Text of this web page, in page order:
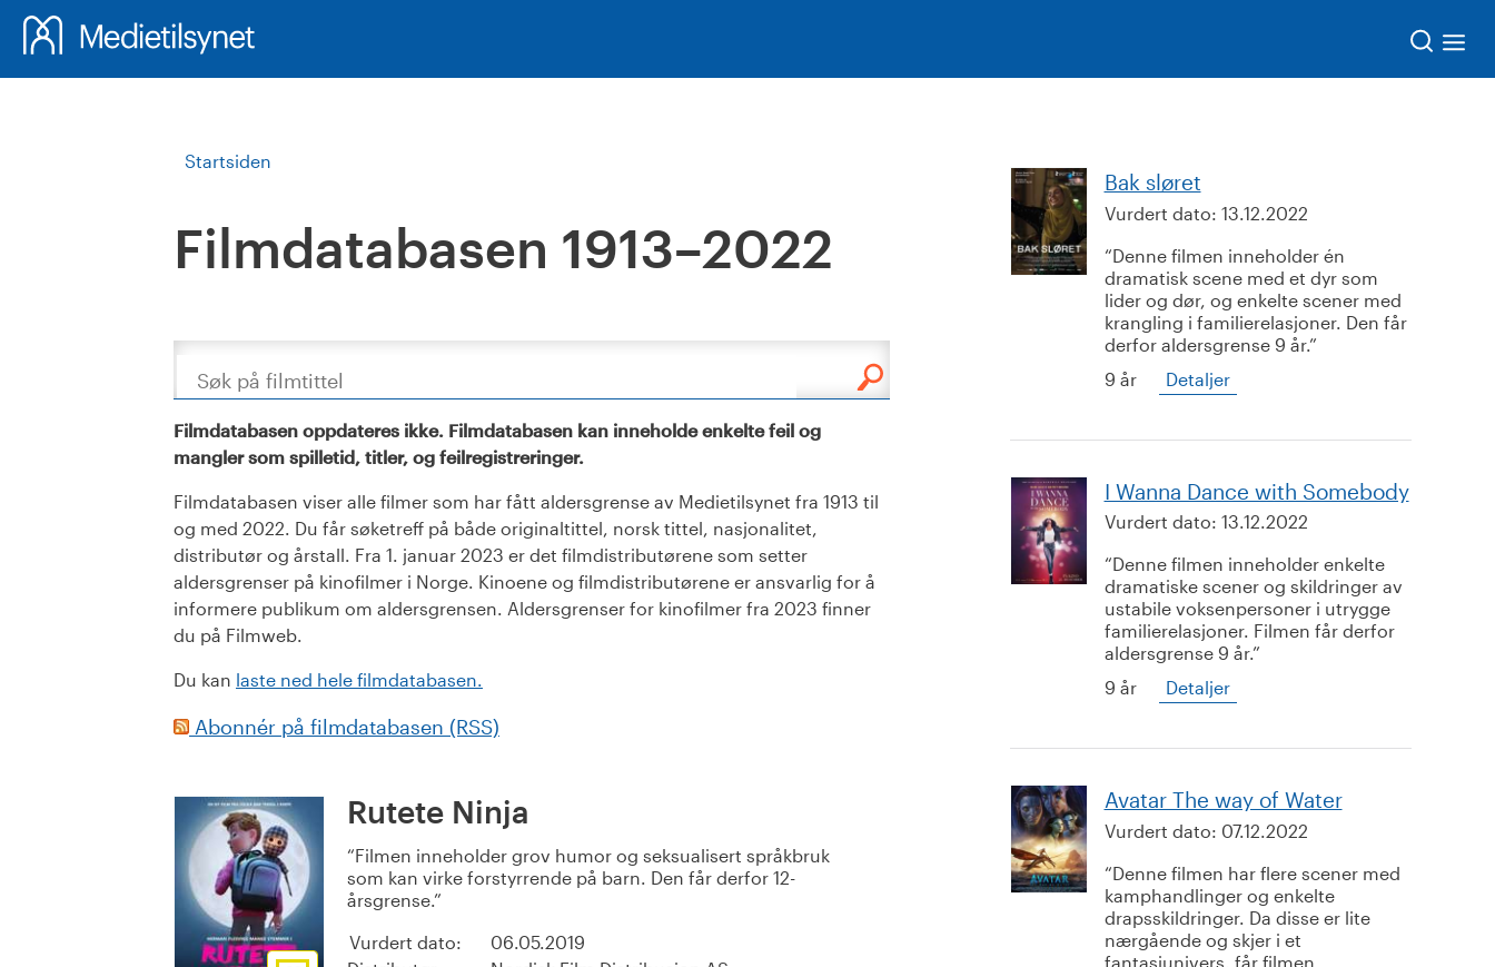
Startsiden
Filmdatabasen 1913–2022
Søk
Filmdatabasen oppdateres ikke. Filmdatabasen kan inneholde enkelte feil og
mangler som spilletid, titler, og feilregistreringer.
Filmdatabasen viser alle filmer som har fått aldersgrense av Medietilsynet fra 1913 til
og med 2022. Du får søketreff på både originaltittel, norsk tittel, nasjonalitet,
distributør og årstall. Fra 1. januar 2023 er det filmdistributørene som setter
aldersgrenser på kinofilmer i Norge. Kinoene og filmdistributørene er ansvarlig for å
informere publikum om aldersgrensen. Aldersgrenser for kinofilmer fra 2023 finner
du på Filmweb.
Du kan laste ned hele filmdatabasen.
Abonnér på filmdatabasen (RSS)
Rutete Ninja
Filmen inneholder grov humor og seksualisert språkbruk
som kan virke forstyrrende på barn. Den får derfor 12-
årsgrense.
Vurdert dato:
06.05.2019
Bak sløret
Vurdert dato: 13.12.2022
Denne filmen inneholder én
dramatisk scene med et dyr som
lider og dør, og enkelte scener med
krangling i familierelasjoner. Den får
derfor aldersgrense 9 år.
9 år
Detaljer
I Wanna Dance with Somebody
Vurdert dato: 13.12.2022
Denne filmen inneholder enkelte
dramatiske scener og skildringer av
ustabile voksenpersoner i utrygge
familierelasjoner. Filmen får derfor
aldersgrense 9 år.
9 år
Detaljer
Avatar The way of Water
Vurdert dato: 07.12.2022
Denne filmen har flere scener med
kamphandlinger og enkelte
drapsskildringer. Da disse er lite
nærgående og skjer i et
fantasiunivers, får filmen